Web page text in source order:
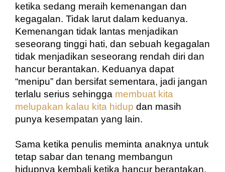
ketika sedang meraih kemenangan dan
kegagalan. Tidak larut dalam keduanya.
Kemenangan tidak lantas menjadikan
seseorang tinggi hati, dan sebuah kegagalan
tidak menjadikan seseorang rendah diri dan
hancur berantakan. Keduanya dapat
“menipu” dan bersifat sementara, jadi jangan
terlalu serius sehingga membuat kita
melupakan kalau kita hidup dan masih
punya kesempatan yang lain.
Sama ketika penulis meminta anaknya untuk
tetap sabar dan tenang membangun
hidupnya kembali ketika hancur berantakan.